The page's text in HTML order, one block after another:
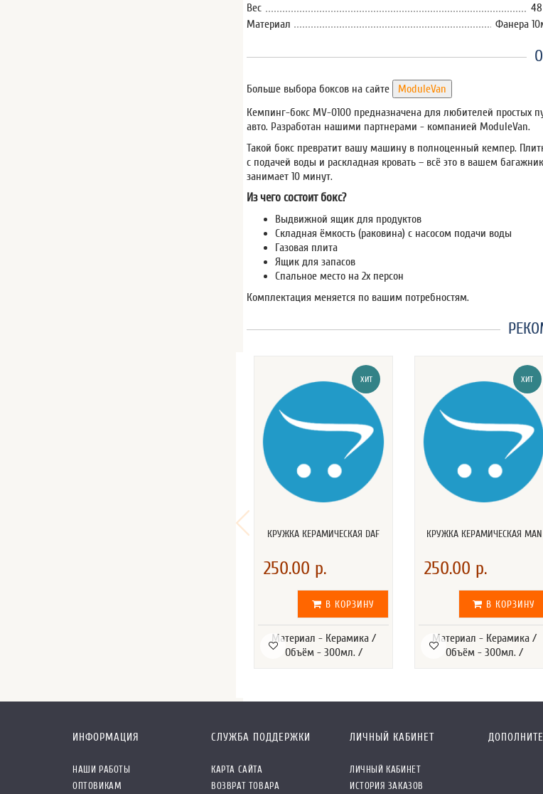
Вес
Материал
Фанера
Больше выбора боксов на сайте
Кемпинг-бокс MV-0100 предназначена для любителей простых
авто. Разработан нашими партнерами - компанией ModuleVan.
Такой бокс превратит вашу машину в полноценный кемпер.
с подачей воды и раскладная кровать – всё это в вашем
занимает 10 минут.
Из чего состоит бокс?
Выдвижной ящик для продуктов
Складная ёмкость (раковина) с насосом подачи воды
Газовая плита
Ящик для запасов
Спальное место на 2х персон
Комплектация меняется по вашим потребностям.
ХИТ
КРУЖКА КЕРАМИЧЕСКАЯ DAF
250.00 р.
В КОРЗИНУ
Материал - Керамика /
Объём - 300мл. /
ХИТ
КРУЖКА КЕРАМИЧЕСКАЯ MAN
250.00 р.
В КОРЗИНУ
Материал - Керамика /
Объём - 300мл. /
ИНФОРМАЦИЯ
НАШИ РАБОТЫ
ОПТОВИКАМ
СЛУЖБА ПОДДЕРЖКИ
КАРТА САЙТА
ВОЗВРАТ ТОВАРА
ЛИЧНЫЙ КАБИНЕТ
ЛИЧНЫЙ КАБИНЕТ
ИСТОРИЯ ЗАКАЗОВ